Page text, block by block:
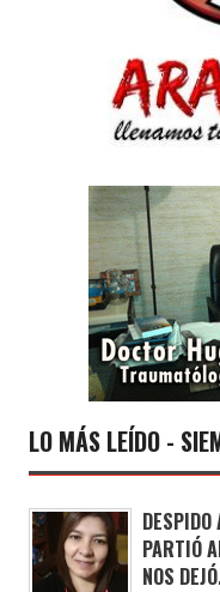
LO MÁS LEÍDO -
DESPIDO
PARTIÓ
NOS